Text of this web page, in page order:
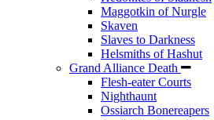
Maggotkin of Nurgle
Skaven
Slaves to Darkness
Helsmiths of Hashut
Grand Alliance Death
Flesh-eater Courts
Nighthaunt
Ossiarch Bonereapers